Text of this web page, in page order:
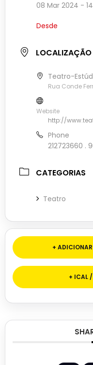
08 Mar 2024 -
Desde
LOCALIZAÇÃO
Teatro-
Rua Conde
Website
http://
Phone
212723660 .
CATEGORIAS
Teatro
+
+ ICAL /